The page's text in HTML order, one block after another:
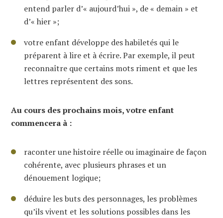
entend parler d’« aujourd’hui », de « demain » et
d’« hier »;
votre enfant développe des habiletés qui le
préparent à lire et à écrire. Par exemple, il peut
reconnaître que certains mots riment et que les
lettres représentent des sons.
Au cours des prochains mois, votre enfant
commencera à :
raconter une histoire réelle ou imaginaire de façon
cohérente, avec plusieurs phrases et un
dénouement logique;
déduire les buts des personnages, les problèmes
qu’ils vivent et les solutions possibles dans les